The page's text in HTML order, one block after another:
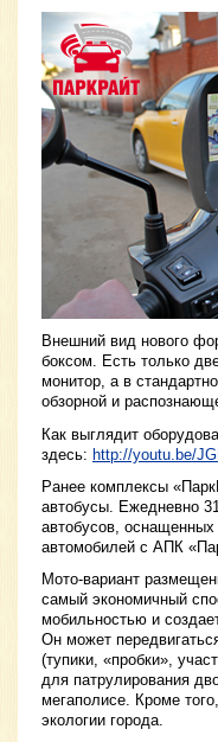
Внешний вид нового
боксом. Есть только
монитор, а в
обзорной и
Как выглядит
здесь: http://youtu.be/
Ранее комплексы
автобусы. Ежедневно
автобусов,
автомобилей с АПК
Мото-вариант
самый экономичный
мобильностью и
Он может
(тупики, «пробки»,
для патрулирования
мегаполисе. Кроме
экологии города.